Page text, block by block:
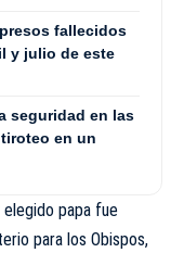
fallecidos
y julio de este
seguridad en las
en un
elegido papa fue
para los Obispos,